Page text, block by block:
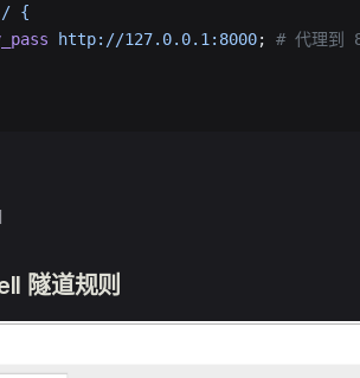
/ {
http://127.0.0.1:8000; # 代理到
隧道规则